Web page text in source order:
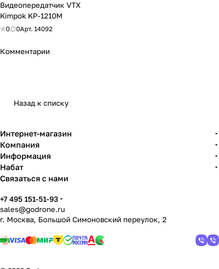
Видеопередатчик VTX
Kimpok KP-1210M
0 0Арт. 14092
Комментарии
Назад к списку
Интернет-магазин
Компания
Информация
Набат
Связаться с нами
+7 495 151-51-93
sales@godrone.ru
г. Москва, Большой Симоновский переулок, 2